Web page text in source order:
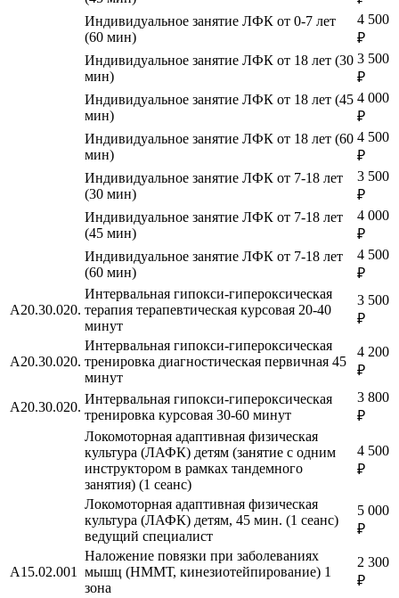
Индивидуальное занятие ЛФК от 0-7 лет
(60 мин)
4 500
₽
Индивидуальное занятие ЛФК от 18 лет (30
мин)
3 500
₽
Индивидуальное занятие ЛФК от 18 лет (45
мин)
4 000
₽
Индивидуальное занятие ЛФК от 18 лет (60
мин)
4 500
₽
Индивидуальное занятие ЛФК от 7-18 лет
(30 мин)
3 500
₽
Индивидуальное занятие ЛФК от 7-18 лет
(45 мин)
4 000
₽
Индивидуальное занятие ЛФК от 7-18 лет
(60 мин)
4 500
₽
A20.30.020.
Интервальная гипокси-гипероксическая
терапия терапевтическая курсовая 20-40
минут
3 500
₽
A20.30.020.
Интервальная гипокси-гипероксическая
тренировка диагностическая первичная 45
минут
4 200
₽
A20.30.020.
Интервальная гипокси-гипероксическая
тренировка курсовая 30-60 минут
3 800
₽
Локомоторная адаптивная физическая
культура (ЛАФК) детям (занятие с одним
инструктором в рамках тандемного
занятия) (1 сеанс)
4 500
₽
Локомоторная адаптивная физическая
культура (ЛАФК) детям, 45 мин. (1 сеанс)
ведущий специалист
5 000
₽
A15.02.001
Наложение повязки при заболеваниях
мышц (НММТ, кинезиотейпирование) 1
зона
2 300
₽